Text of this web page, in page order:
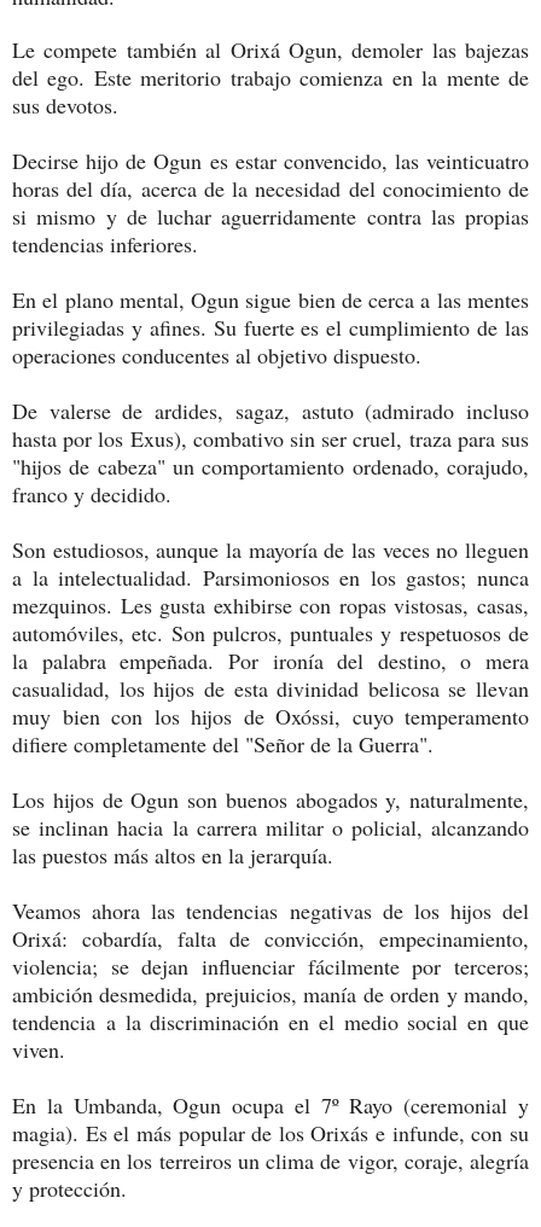
Le compete también al Orixá Ogun, demoler las bajezas
del ego. Este meritorio trabajo comienza en la mente de
sus devotos.
Decirse hijo de Ogun es estar convencido, las veinticuatro
horas del día, acerca de la necesidad del conocimiento de
si mismo y de luchar aguerridamente contra las propias
tendencias inferiores.
En el plano mental, Ogun sigue bien de cerca a las mentes
privilegiadas y afines. Su fuerte es el cumplimiento de las
operaciones conducentes al objetivo dispuesto.
De valerse de ardides, sagaz, astuto (admirado incluso
hasta por los Exus), combativo sin ser cruel, traza para sus
"hijos de cabeza" un comportamiento ordenado, corajudo,
franco y decidido.
Son estudiosos, aunque la mayoría de las veces no lleguen
a la intelectualidad. Parsimoniosos en los gastos; nunca
mezquinos. Les gusta exhibirse con ropas vistosas, casas,
automóviles, etc. Son pulcros, puntuales y respetuosos de
la palabra empeñada. Por ironía del destino, o mera
casualidad, los hijos de esta divinidad belicosa se llevan
muy bien con los hijos de Oxóssi, cuyo temperamento
difiere completamente del "Señor de la Guerra".
Los hijos de Ogun son buenos abogados y, naturalmente,
se inclinan hacia la carrera militar o policial, alcanzando
las puestos más altos en la jerarquía.
Veamos ahora las tendencias negativas de los hijos del
Orixá: cobardía, falta de convicción, empecinamiento,
violencia; se dejan influenciar fácilmente por terceros;
ambición desmedida, prejuicios, manía de orden y mando,
tendencia a la discriminación en el medio social en que
viven.
En la Umbanda, Ogun ocupa el 7º Rayo (ceremonial y
magia). Es el más popular de los Orixás e infunde, con su
presencia en los terreiros un clima de vigor, coraje, alegría
y protección.